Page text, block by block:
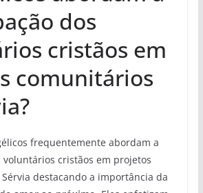
dos
cristãos em
comunitários
frequentemente abordam a
voluntários cristãos em projetos
destacando a importância da